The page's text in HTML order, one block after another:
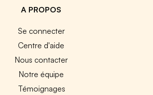
A PROPOS
Se connecter
Centre d'aide
Nous contacter
Notre équipe
Témoignages